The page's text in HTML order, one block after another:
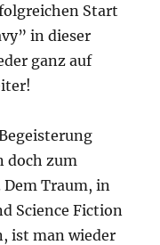
Start
in dieser
ganz auf
doch zum
Traum, in
Science Fiction
ist man wieder